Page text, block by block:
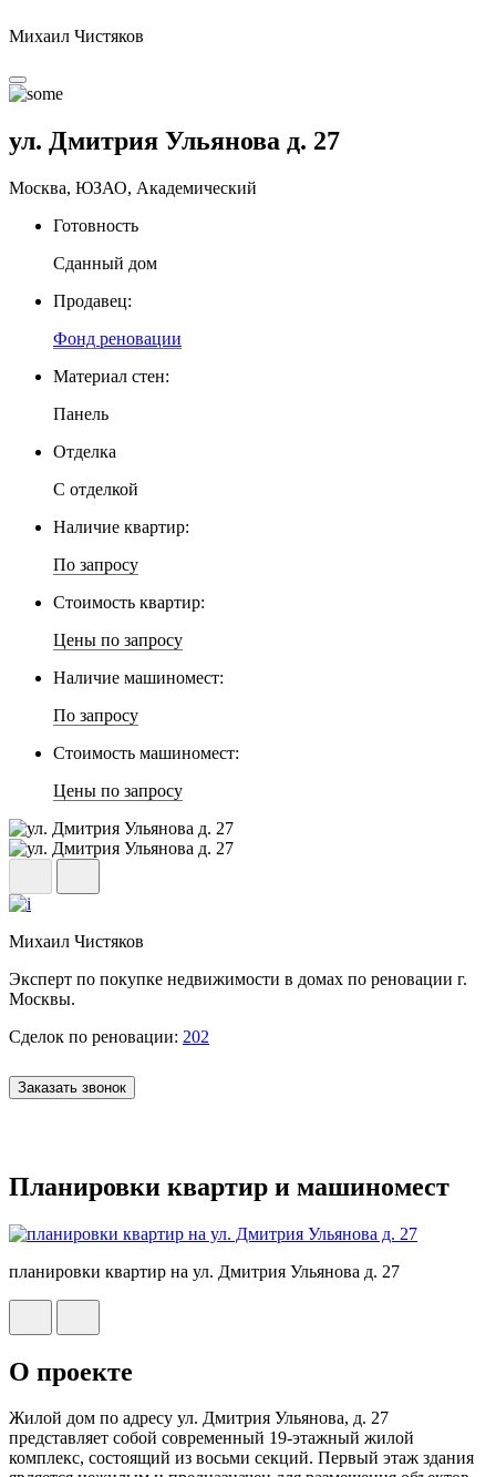
Михаил Чистяков
ул. Дмитрия Ульянова д. 27
Москва, ЮЗАО, Академический
Готовность
Сданный дом
Продавец:
Фонд реновации
Материал стен:
Панель
Отделка
С отделкой
Наличие квартир:
По запросу
Стоимость квартир:
Цены по запросу
Наличие машиномест:
По запросу
Стоимость машиномест:
Цены по запросу
Михаил Чистяков
Эксперт по покупке недвижимости в домах по реновации г.
Москвы.
Сделок по реновации: 202
Заказать звонок
Планировки квартир и машиномест
планировки квартир на ул. Дмитрия Ульянова д. 27
О проекте
Жилой дом по адресу ул. Дмитрия Ульянова, д. 27
представляет собой современный 19-этажный жилой
комплекс, состоящий из восьми секций. Первый этаж здания